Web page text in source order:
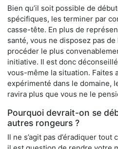
Bien qu’il soit possible de
spécifiques, les terminer par
casse-tête. En plus de
santé, vous ne disposez pas
procéder le plus
initiative. Il est donc
vous-même la situation. Faites
expérimenté dans le domaine,
ravira plus que vous ne le
Pourquoi devrait-on se
autres rongeurs ?
Il ne s’agit pas d’éradiquer